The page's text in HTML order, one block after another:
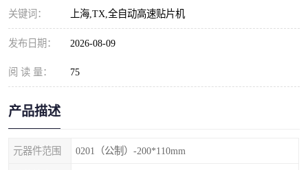
关键词： 上海,TX,全自动高速贴片机
发布日期： 2026-08-09
阅 读 量： 75
产品描述
元器件范围 0201（公制）-200*110mm